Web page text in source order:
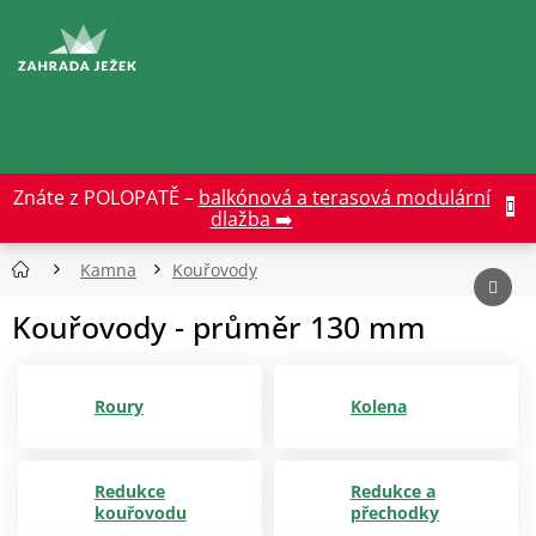
obsah
Znáte z POLOPATĚ – balkónová a terasová modulární
dlažba ➡️
Kamna Kouřovody
Kouřovody - průměr 130 mm
Roury Kolena
Redukce
kouřovodu
Redukce a
přechodky